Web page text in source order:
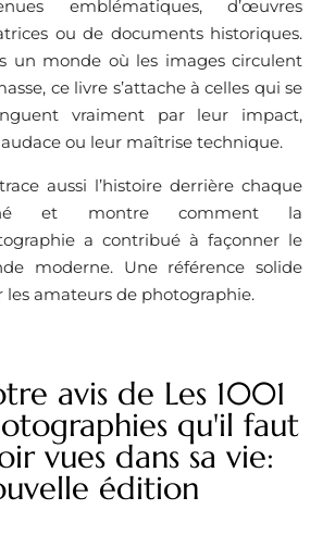
emblématiques, d’œuvres
ou de documents historiques.
un monde où les images circulent
ce livre s’attache à celles qui se
vraiment par leur impact,
ou leur maîtrise technique.
aussi l’histoire derrière chaque
et montre comment la
a contribué à façonner le
moderne. Une référence solide
les amateurs de photographie.
avis de Les 1001
qu'il faut
vues dans sa vie:
édition